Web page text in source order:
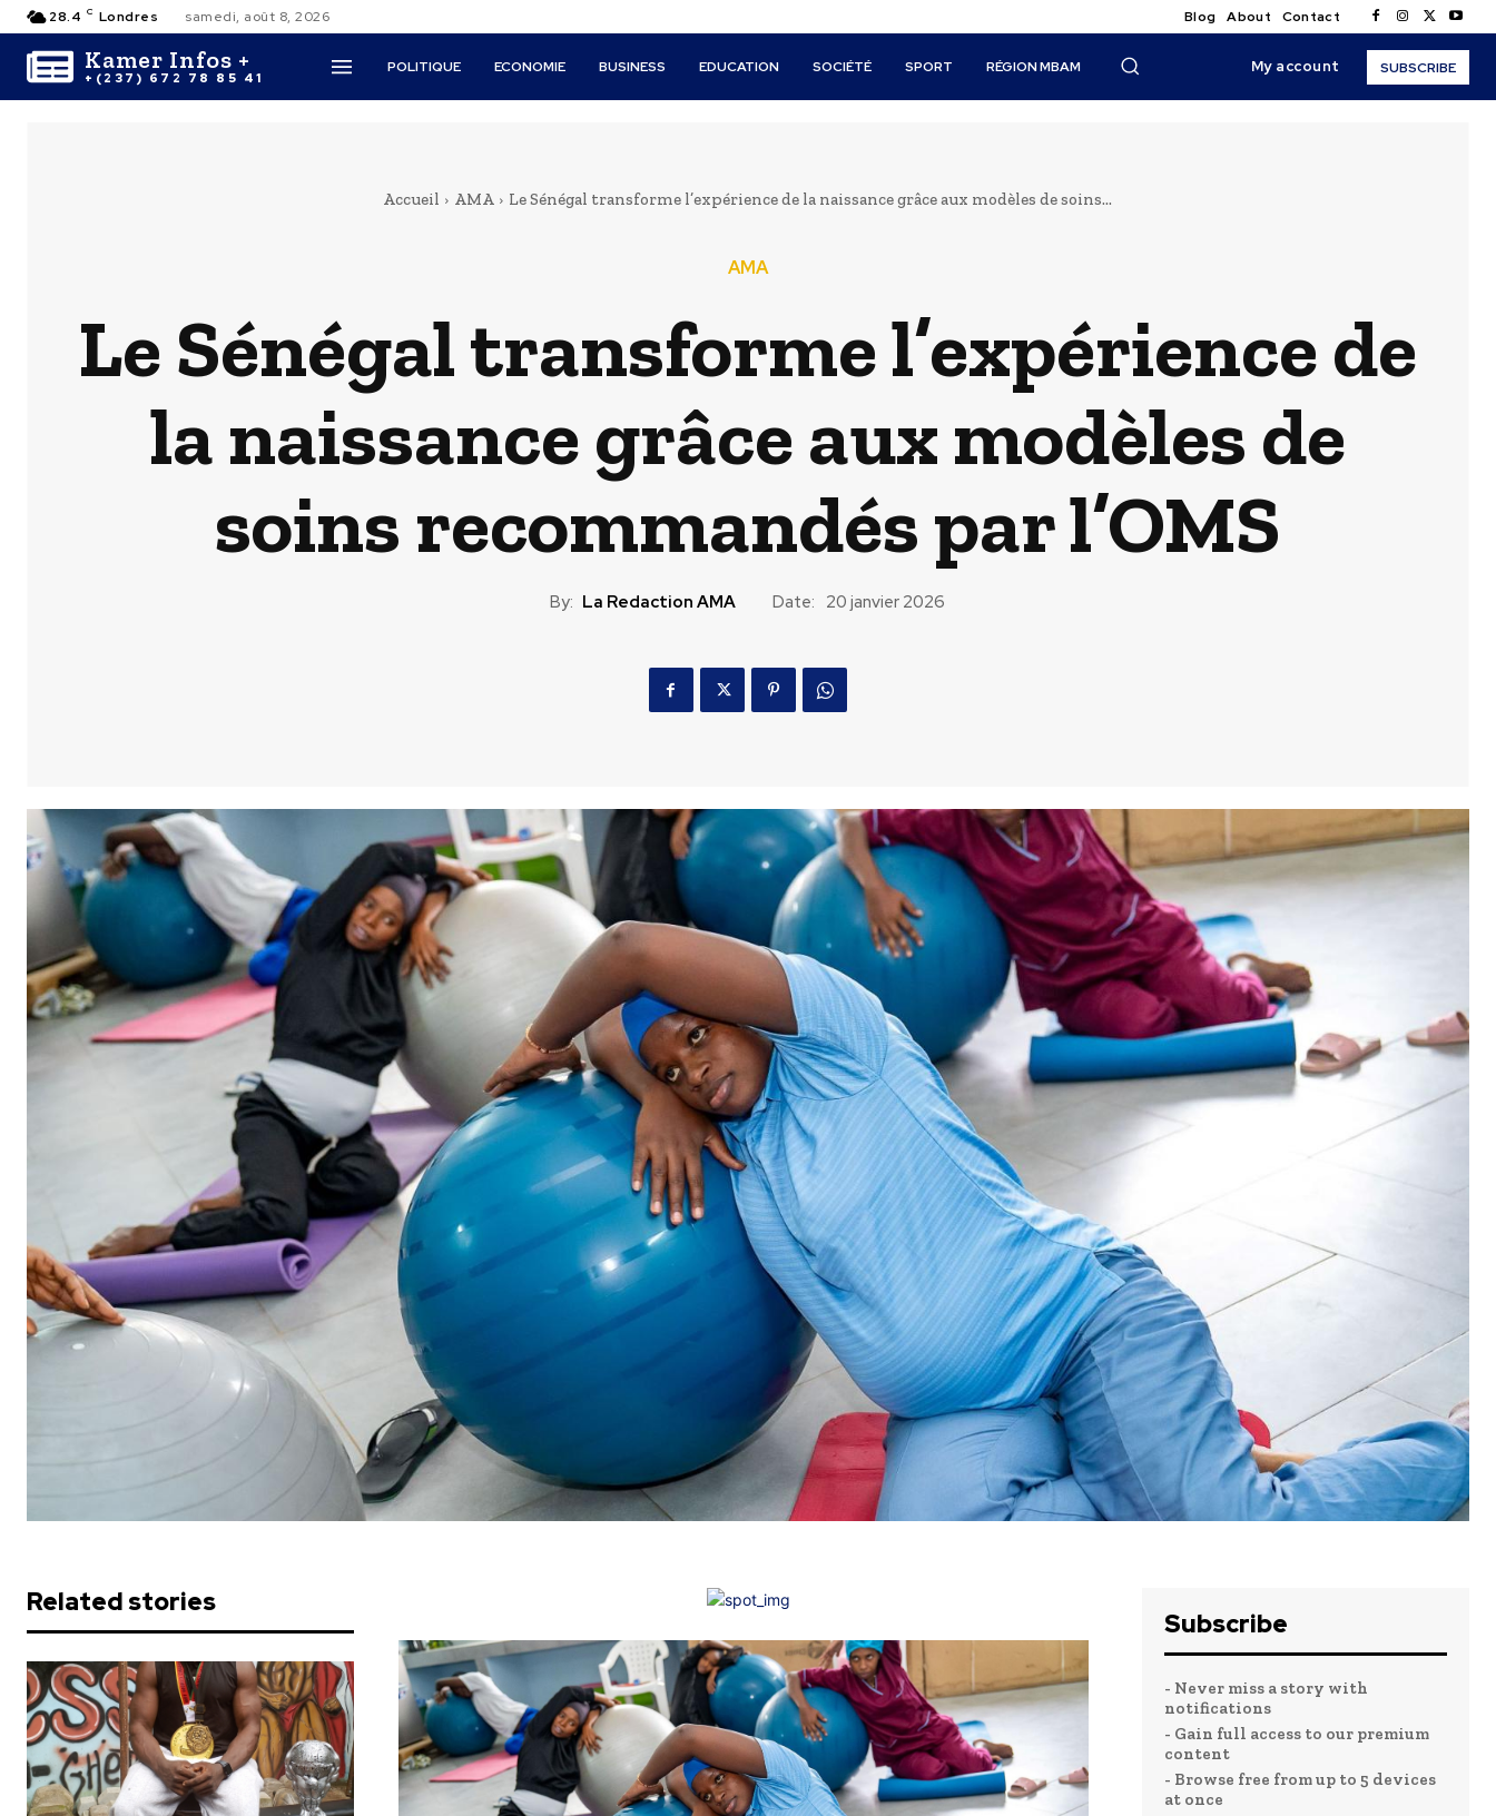
28.4 C Londres samedi, août 8, 2026 Blog About Contact
Kamer Infos +
+(237) 672 78 85 41
POLITIQUE ECONOMIE BUSINESS EDUCATION SOCIÉTÉ SPORT RÉGION MBAM My account SUBSCRIBE
Accueil AMA Le Sénégal transforme l’expérience de la naissance grâce aux modèles de soins...
AMA
Le Sénégal transforme l’expérience de
la naissance grâce aux modèles de
soins recommandés par l’OMS
By: La Redaction AMA Date: 20 janvier 2026
Related stories
Subscribe
- Never miss a story with
notifications
- Gain full access to our premium
content
- Browse free from up to 5 devices
at once